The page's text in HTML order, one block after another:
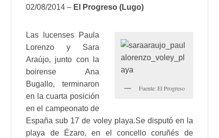
02/08/2014 – El Progreso (Lugo)
Fuente: El Progreso
Las lucenses Paula
Lorenzo y Sara
Araújo, junto con la
boirense Ana
Bugallo, terminaron
en la cuarta posición
en el campeonato de
España sub 17 de voley playa.Se disputó en la
playa de Ézaro, en el concello coruñés de